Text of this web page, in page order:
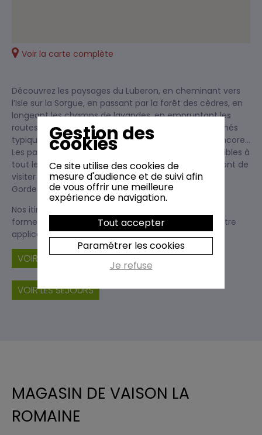
Voir la carte complète
Découvrez les paysages du Luberon, en cheminant vers
l’Isle sur la Sorgue, en passant par la forêt des cèdres, en
longeant les champs de lavandes, en empruntant les
routes des vins et en découvrant les châteaux perchés
typiques du Luberon et bien d'autres propositions encore...
Les parcours proposés (de 30 à 60 km) sont accessibles à
tout le monde (famille, sportifs…) et vous permettront de
visiter les villages pittoresques du Luberon tels que
Gordes, Roussillon, Ménerbes…
Nos itinéraires recommandés sont disponibles, sous
forme de cartes et de roadbooks détaillés ou sur notre
application.
VOIR LES BALADES
VOIR LES SÉJOURS
MAGASIN DE VAISON LA
ROMAINE
Gestion des
cookies
Ce site utilise des cookies de
mesure d'audience et de suivi afin
de vous offrir une meilleure
expérience de navigation.
Tout accepter
Paramétrer les cookies
Je refuse